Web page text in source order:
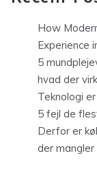
How
Experience
5
hvad der
Teknologi
5 fejl de
Derfor er
der